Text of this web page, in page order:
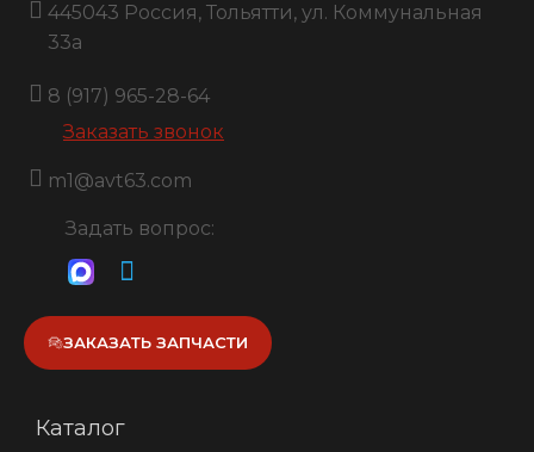
445043 Россия, Тольятти, ул. Коммунальная
33a
8 (917) 965-28-64
Заказать звонок
m1@avt63.com
Задать вопрос:
ЗАКАЗАТЬ ЗАПЧАСТИ
Каталог